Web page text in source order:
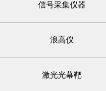
信号采集仪器
浪高仪
激光光幕靶